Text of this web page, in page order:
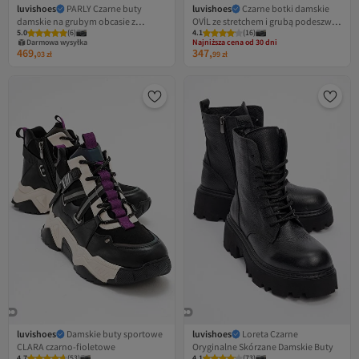
luvishoes
PARLY Czarne buty
damskie na grubym obcasie z
zamkiem błyskawicznym
5.0 (6)
Darmowa wysyłka
469,03zł
luvishoes
Czarne botki damskie
OVİL ze stretchem i grubą podeszwą,
zapinane na zamek
4.1 (16)
Najniższa cena od 30 dni
Darmowa wysyłka
Najniższa cena od 30 dni
347,99zł
luvishoes
Damskie buty sportowe
CLARA czarno-fioletowe
Najniższa cena od 30 dni
luvishoes
Loreta Czarne
Oryginalne Skórzane Damskie Buty
Najniższa cena od 30 dni